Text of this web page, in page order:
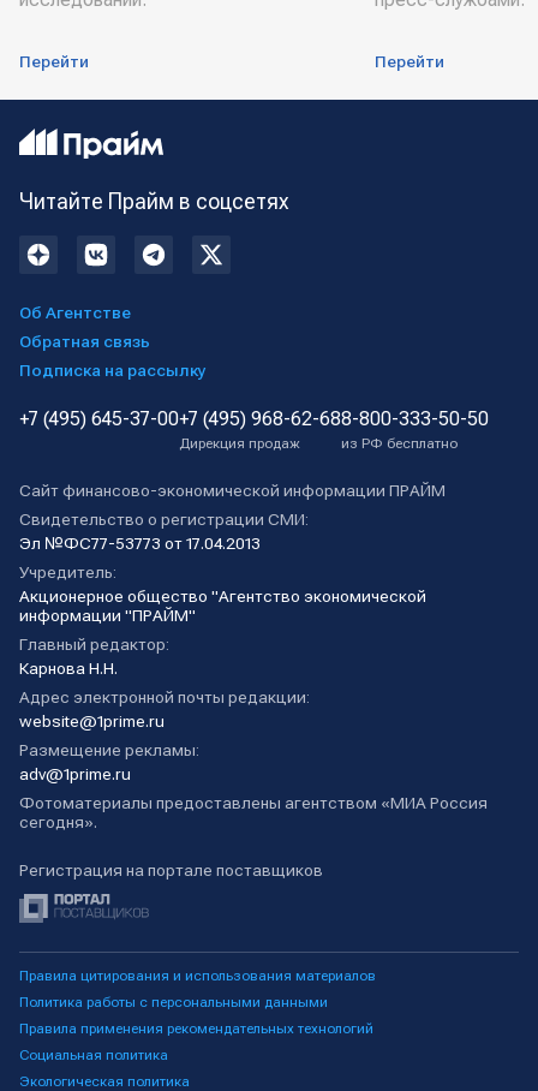
Перейти Перейти
Читайте Прайм в соцсетях
Об Агентстве
Обратная связь
Подписка на рассылку
+7 (495) 645-37-00+7 (495) 968-62-68
Дирекция продаж
8-800-333-50-50
из РФ бесплатно
Сайт финансово-экономической информации ПРАЙМ
Свидетельство о регистрации СМИ:
Эл №ФС77-53773 от 17.04.2013
Учредитель:
Акционерное общество "Агентство экономической
информации "ПРАЙМ"
Главный редактор:
Карнова Н.Н.
Адрес электронной почты редакции:
website@1prime.ru
Размещение рекламы:
adv@1prime.ru
Фотоматериалы предоставлены агентством «МИА Россия
сегодня».
Регистрация на портале поставщиков
Правила цитирования и использования материалов
Политика работы с персональными данными
Правила применения рекомендательных технологий
Социальная политика
Экологическая политика